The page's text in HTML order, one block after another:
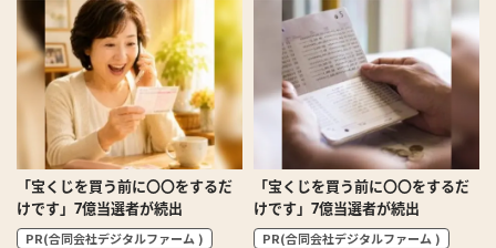
「宝くじを買う前に〇〇をするだ
けです」7億当選者が続出
PR(合同会社デジタルファーム )
「宝くじを買う前に〇〇をするだ
けです」7億当選者が続出
PR(合同会社デジタルファーム )